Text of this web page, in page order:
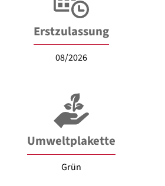
Erstzulassung
08/2026
Umweltplakette
Grün